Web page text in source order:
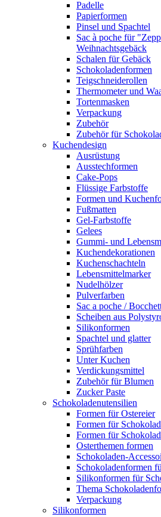
Padelle
Papierformen
Pinsel und Spachtel
Sac à poche für
Weihnachtsgebäck
Schalen für Gebäck
Schokoladenformen
Teigschneiderollen
Thermometer und
Tortenmasken
Verpackung
Zubehör
Zubehör für
Kuchendesign
Ausrüstung
Ausstechformen
Cake-Pops
Flüssige Farbstoffe
Formen und
Fußmatten
Gel-Farbstoffe
Gelees
Gummi- und
Kuchendekorationen
Kuchenschachteln
Lebensmittelmarker
Nudelhölzer
Pulverfarben
Sac a poche /
Scheiben aus
Silikonformen
Spachtel und glatter
Sprühfarben
Unter Kuchen
Verdickungsmittel
Zubehör für Blumen
Zucker Paste
Schokoladenutensilien
Formen für Ostereier
Formen für
Formen für
Osterthemen formen
Schokoladen-
Schokoladenformen
Silikonformen für
Thema
Verpackung
Silikonformen